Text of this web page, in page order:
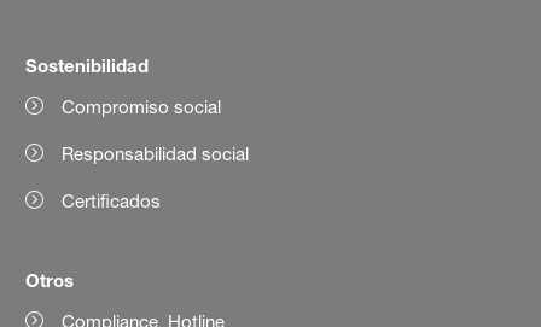
Sostenibilidad
Compromiso social
Responsabilidad social
Certificados
Otros
Compliance Hotline